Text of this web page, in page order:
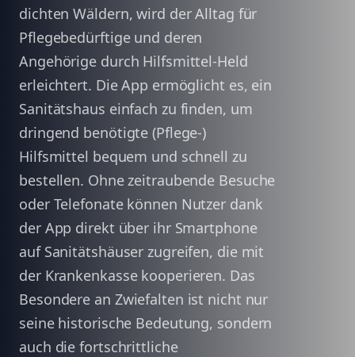
dichten Wäldern, wird der Alltag für
Pflegebedürftige und deren
Angehörige durch Hilfsmittel-Held
erleichtert. Die App ermöglicht es, ein
Sanitätshaus einfach zu finden, um
dringend benötigte (Pflege-)
Hilfsmittel bequem und schnell zu
bestellen. Ohne zeitraubende Besuche
oder Telefonate können Nutzer dank
der App direkt über ihr Smartphone
auf Sanitätshäuser zugreifen, die mit
der Krankenkasse kooperieren. Das
Besondere an Zwiefalten ist nicht nur
seine historische Bedeutung, sondern
auch die fortschrittliche